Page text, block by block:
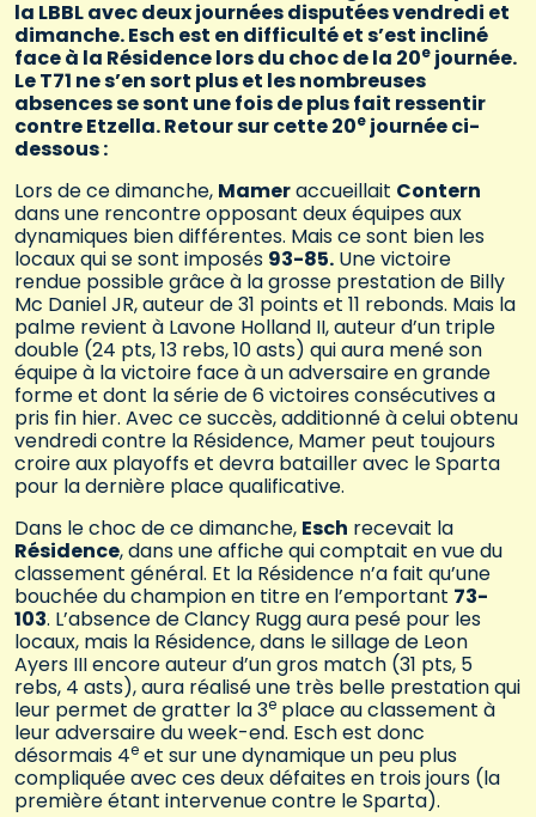
la LBBL avec deux journées disputées vendredi et
dimanche. Esch est en difficulté et s’est incliné
face à la Résidence lors du choc de la 20e journée.
Le T71 ne s’en sort plus et les nombreuses
absences se sont une fois de plus fait ressentir
contre Etzella. Retour sur cette 20e journée ci-
dessous :
Lors de ce dimanche, Mameraccueillait Contern
dans une rencontre opposant deux équipes aux
dynamiques bien différentes. Mais ce sont bien les
locaux qui se sont imposés 93-85. Une victoire
rendue possible grâce à la grosse prestation de Billy
Mc Daniel JR, auteur de 31 points et 11 rebonds. Mais la
palme revient à Lavone Holland II, auteur d’un triple
double (24 pts, 13 rebs, 10 asts) qui aura mené son
équipe à la victoire face à un adversaire en grande
forme et dont la série de 6 victoires consécutives a
pris fin hier. Avec ce succès, additionné à celui obtenu
vendredi contre la Résidence, Mamer peut toujours
croire aux playoffs et devra batailler avec le Sparta
pour la dernière place qualificative.
Dans le choc de ce dimanche, Esch recevait la
Résidence, dans une affiche qui comptait en vue du
classement général. Et la Résidence n’a fait qu’une
bouchée du champion en titre en l’emportant 73-
103. L’absence de Clancy Rugg aura pesé pour les
locaux, mais la Résidence, dans le sillage de Leon
Ayers III encore auteur d’un gros match (31 pts, 5
rebs, 4 asts), aura réalisé une très belle prestation qui
leur permet de gratter la 3e place au classement à
leur adversaire du week-end. Esch est donc
désormais 4e et sur une dynamique un peu plus
compliquée avec ces deux défaites en trois jours (la
première étant intervenue contre le Sparta).